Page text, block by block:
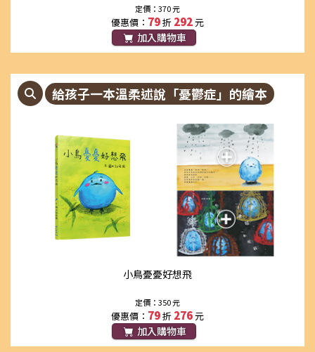
定價：370 元
優惠價： 79折 292元
加入購物車
給孩子一本溫柔述說「憂鬱症」的繪本
小鳥憂憂好想飛
定價：350 元
優惠價： 79折 276元
加入購物車